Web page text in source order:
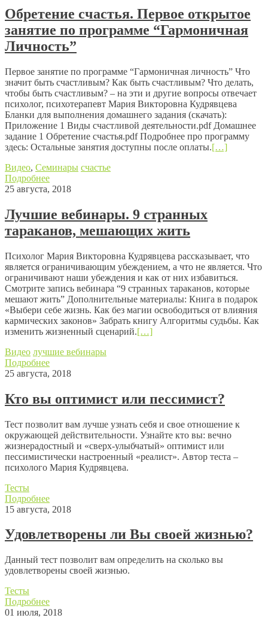
Обретение счастья. Первое открытое
занятие по программе “Гармоничная
Личность”
Первое занятие по программе “Гармоничная личность” Что
значит быть счастливым? Как быть счастливым? Что делать,
чтобы быть счастливым? – на эти и другие вопросы отвечает
психолог, психотерапевт Мария Викторовна Кудрявцева
Бланки для выполнения домашнего задания (скачать):
Приложение 1 Виды счастливой деятельности.pdf Домашнее
задание 1 Обретение счастья.pdf Подробнее про программу
здесь: Остальные занятия доступны после оплаты.[…]
Видео, Семинары счастье
Подробнее
25 августа, 2018
Лучшие вебинары. 9 странных
тараканов, мешающих жить
Психолог Мария Викторовна Кудрявцева рассказывает, что
является ограничивающим убеждением, а что не является. Что
ограничивают наши убеждения и как от них избавиться.
Смотрите запись вебинара “9 странных тараканов, которые
мешают жить” Дополнительные материалы: Книга в подарок
«Выбери себе жизнь. Как без магии освободиться от влияния
кармических законов» Забрать книгу Алгоритмы судьбы. Как
изменить жизненный сценарий.[…]
Видео лучшие вебинары
Подробнее
25 августа, 2018
Кто вы оптимист или пессимист?
Тест позволит вам лучше узнать себя и свое отношение к
окружающей действительности. Узнайте кто вы: вечно
жизнерадостный и «сверх-улыбчатый» оптимист или
пессимистически настроенный «реалист». Автор теста –
психолого Мария Кудрявцева.
Тесты
Подробнее
15 августа, 2018
Удовлетворены ли Вы своей жизнью?
Данный тест позволит вам определить на сколько вы
удовлетворены своей жизнью.
Тесты
Подробнее
01 июля, 2018